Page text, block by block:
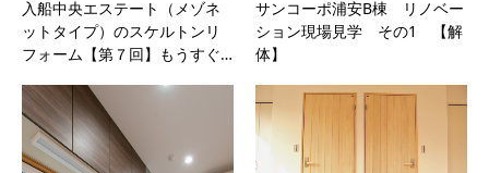
入船中央エステート（メゾネ
ットタイプ）のスケルトンリ
フォーム【第７回】もうすぐ…
サンコーポ浦安B棟 リノベー
ション現場見学 その1 【解
体】